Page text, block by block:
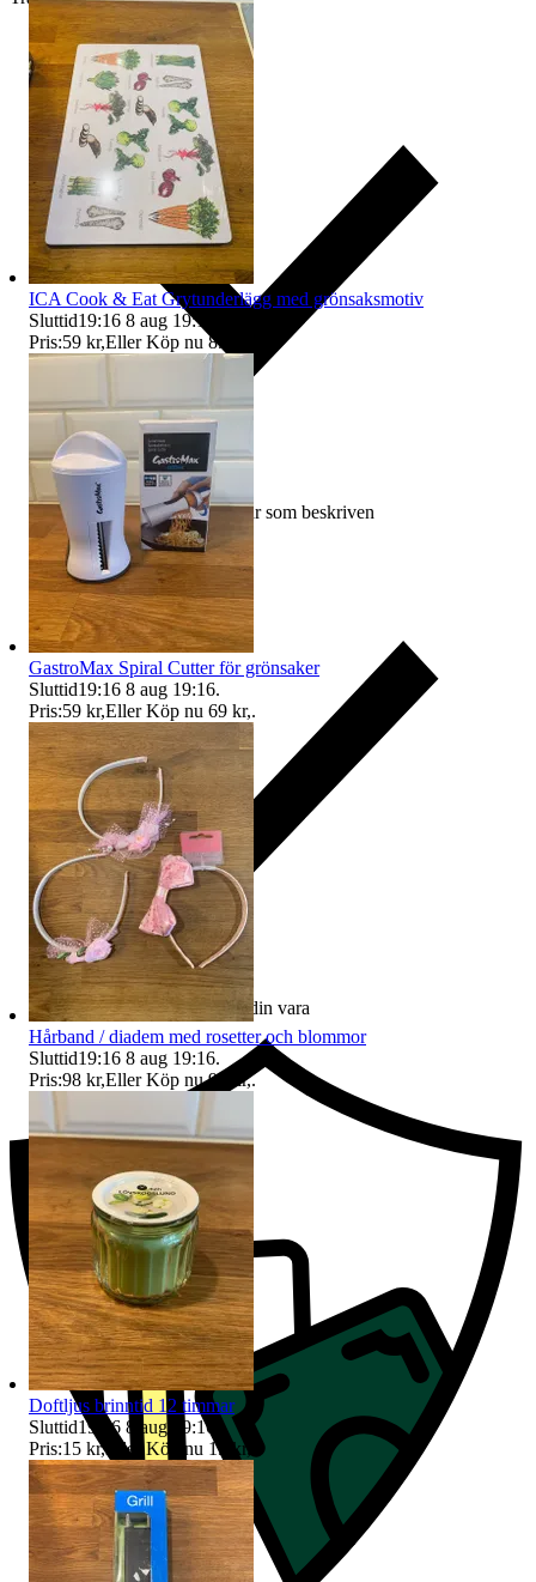
Ersättning om varan inte är som beskriven
Ersättning om du inte får din vara
ICA Cook & Eat Grytunderlägg med grönsaksmotiv
Sluttid19:16 8 aug 19:16
Pris:59 kr,Eller Köp nu 89 kr
GastroMax Spiral Cutter för grönsaker
Sluttid19:16 8 aug 19:16.
Pris:59 kr,Eller Köp nu 69 kr,.
Hårband / diadem med rosetter och blommor
Sluttid19:16 8 aug 19:16.
Pris:98 kr,Eller Köp nu 99 kr,.
Doftljus brinntid 12 timmar
Sluttid19:16 8 aug 19:16
Pris:15 kr,Eller Köp nu 19 kr,